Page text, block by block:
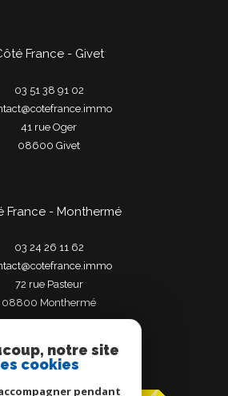
France - Givet
03 51 38 91 02
41 rue Oger
08600
givet
France - Monthermé
03 24 26 11 62
72 rue Pasteur
08800
monthermé
Adhérents
notre site
cookies
pendant